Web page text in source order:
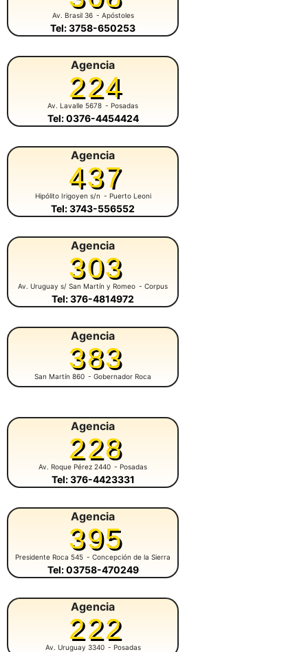
Av. Brasil 36 - Apóstoles
Tel: 3758-650253
Agencia
224
Av. Lavalle 5678 - Posadas
Tel: 0376-4454424
Agencia
437
Hipólito Irigoyen s/n - Puerto Leoni
Tel: 3743-556552
Agencia
303
Av. Uruguay s/ San Martín y Romeo - Corpus
Tel: 376-4814972
Agencia
383
San Martín 860 - Gobernador Roca
Agencia
228
Av. Roque Pérez 2440 - Posadas
Tel: 376-4423331
Agencia
395
Presidente Roca 545 - Concepción de la Sierra
Tel: 03758-470249
Agencia
222
Av. Uruguay 3340 - Posadas